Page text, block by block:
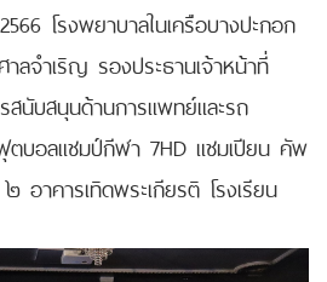
โรงพยาบาลในเครือบางปะกอก
ลจำเริญ รองประธานเจ้าหน้าที่
สนับสนุนด้านการแพทย์และรถ
ตบอลแชมป์กีฬา 7HD แชมเปียน คัพ
าคารเทิดพระเกียรติ โรงเรียน